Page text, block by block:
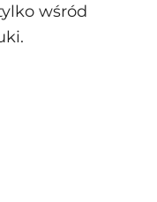
wśród